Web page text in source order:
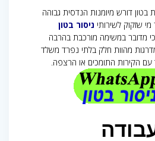
בטון דורש מיומנות הנדסית גבוהה
שזקוק לשירותי ניסור בטון
כי מדובר במשימה מורכבת בהרבה
מהוות חלק בלתי נפרד משלד
עם הקירות התומכים או הרצפה.